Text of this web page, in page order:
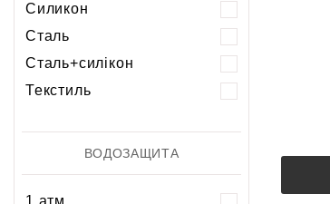
Силикон
Сталь
Сталь+силікон
Текстиль
ВОДОЗАЩИТА